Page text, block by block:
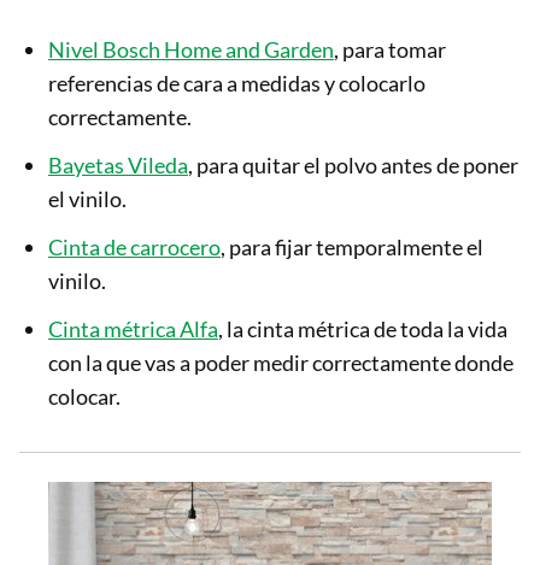
Nivel Bosch Home and Garden, para tomar
referencias de cara a medidas y colocarlo
correctamente.
Bayetas Vileda, para quitar el polvo antes de poner
el vinilo.
Cinta de carrocero, para fijar temporalmente el
vinilo.
Cinta métrica Alfa, la cinta métrica de toda la vida
con la que vas a poder medir correctamente donde
colocar.